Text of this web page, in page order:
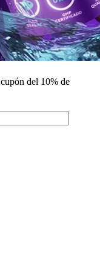
cupón del 10% de